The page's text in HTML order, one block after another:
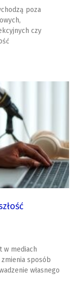
poza
czy
w mediach
sposób
własnego